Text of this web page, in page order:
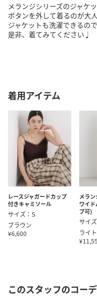
メランジシリーズのジャケ
ボタンを外して着るのが大
ジャケットも洗濯できるの
是非、着てみてください♩
着用アイテム
レースジャガードカップ
付きキャミソール
サイズ：S
ブラウン
¥6,600
メラ
ワイ
プ可)
サイ
ライ
このスタッフのコー